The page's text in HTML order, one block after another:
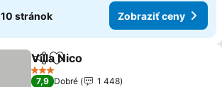
10 stránok Zobraziť ceny
ZdieľaťPridať do obľúbených
Villa Nico
3 Počet hviezdičiek
7,9 Dobré
1 448